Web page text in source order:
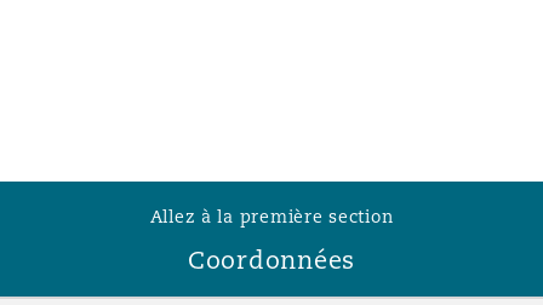
Allez à la première section
Coordonnées